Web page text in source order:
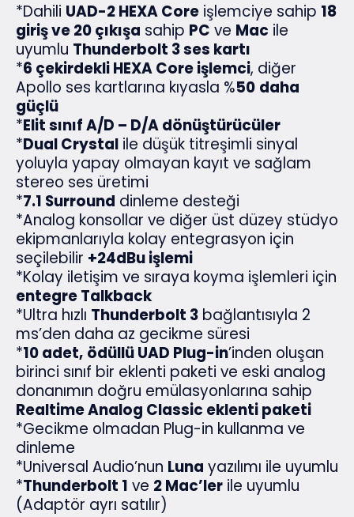
*Dahili UAD-2 HEXA Core işlemciye sahip 18
giriş ve 20 çıkışa sahip PC ve Mac ile
uyumlu Thunderbolt 3 ses kartı
*6 çekirdekli HEXA Core işlemci, diğer
Apollo ses kartlarına kıyasla %50 daha
güçlü
*Elit sınıf A/D – D/A dönüştürücüler
*Dual Crystal ile düşük titreşimli sinyal
yoluyla yapay olmayan kayıt ve sağlam
stereo ses üretimi
*7.1 Surround dinleme desteği
*Analog konsollar ve diğer üst düzey stüdyo
ekipmanlarıyla kolay entegrasyon için
seçilebilir +24dBu işlemi
*Kolay iletişim ve sıraya koyma işlemleri için
entegre Talkback
*Ultra hızlı Thunderbolt 3 bağlantısıyla 2
ms’den daha az gecikme süresi
*10 adet, ödüllü UAD Plug-in’inden oluşan
birinci sınıf bir eklenti paketi ve eski analog
donanımın doğru emülasyonlarına sahip
Realtime Analog Classic eklenti paketi
*Gecikme olmadan Plug-in kullanma ve
dinleme
*Universal Audio’nun Luna yazılımı ile uyumlu
*Thunderbolt 1 ve 2 Mac’ler ile uyumlu
(Adaptör ayrı satılır)